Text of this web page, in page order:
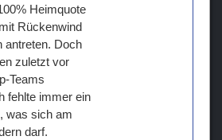
Heimquote
Rückenwind
antreten. Doch
zuletzt vor
Teams
fehlte immer ein
was sich am
darf.